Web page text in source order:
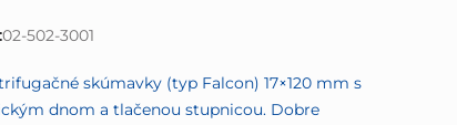
02-502-3001
skúmavky (typ Falcon) 17×120 mm s
dnom a tlačenou stupnicou. Dobre